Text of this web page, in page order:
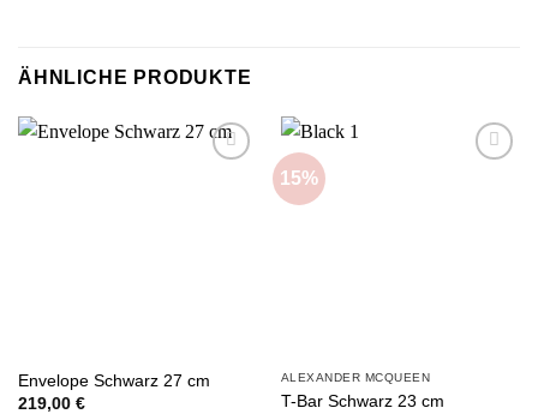
ÄHNLICHE PRODUKTE
Envelope Schwarz 27 cm
219,00 €
15%
ALEXANDER MCQUEEN
T-Bar Schwarz 23 cm